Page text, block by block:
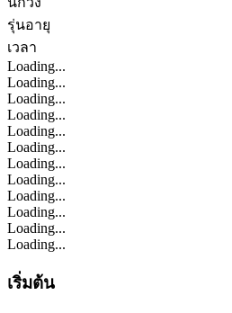
รุ่นอายุ
เวลา
Loading...
Loading...
Loading...
Loading...
Loading...
Loading...
Loading...
Loading...
Loading...
Loading...
Loading...
Loading...
เริ่มต้น